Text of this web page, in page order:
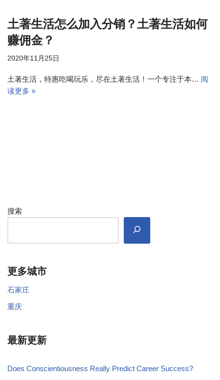
土著生活怎么加入分销？土著生活如何
赚佣金？
2020年11月25日
土著生活，特惠吃喝玩乐，尽在土著生活！一个专注于本… 阅
读更多 »
搜索
更多城市
石家庄
重庆
最新更新
Does Conscientiousness Really Predict Career Success?